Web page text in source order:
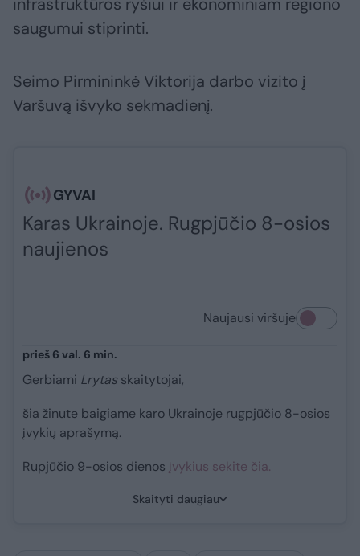
saugumui stiprinti.
Seimo Pirmininkė Viktorija darbo vizito į
Varšuvą išvyko sekmadienį.
GYVAI
Karas Ukrainoje. Rugpjūčio 8-osios
naujienos
Naujausi viršuje
prieš 6 val. 6 min.
Gerbiami Lrytas skaitytojai,
šia žinute baigiame karo Ukrainoje rugpjūčio 8-osios
įvykių aprašymą.
Rupjūčio 9-osios dienos įvykius sekite čia.
Skaityti daugiau